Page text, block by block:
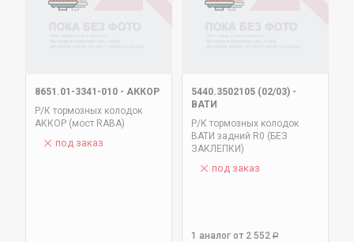
8651.01-3341-010 - АККОР
Р/К тормозных колодок
АККОР (мост RABA)
под заказ
5440.3502105 (02/03) -
ВАТИ
Р/К тормозных колодок
ВАТИ задний R0 (БЕЗ
ЗАКЛЕПКИ)
под заказ
1 аналог от 2 552 Р